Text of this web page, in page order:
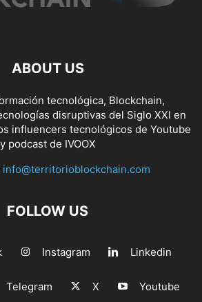
ABOUT US
tecnológica, Blockchain,
disruptivas del Siglo XXI en
influencers tecnológicos de Youtube
y podcast de IVOOX
info@territorioblockchain.com
FOLLOW US
Instagram Linkedin
Telegram X Youtube